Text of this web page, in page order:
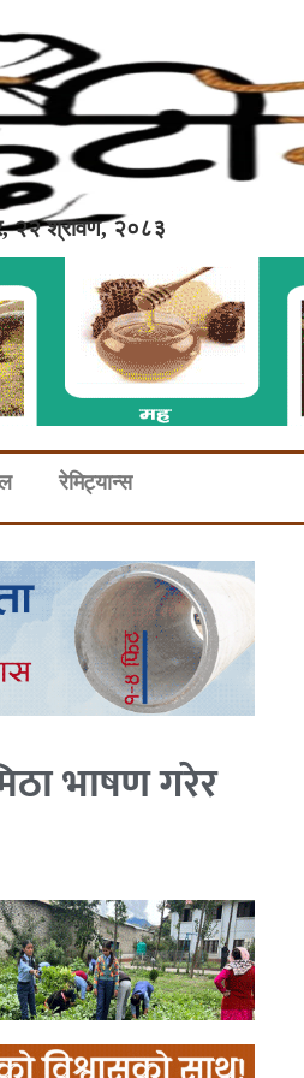
२२ श्रावण, २०८३
रेमिट्यान्स
भाषण गरेर